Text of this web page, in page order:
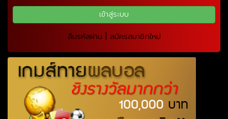
ลืมรหัสผ่าน | สมัครสมาชิกใหม่